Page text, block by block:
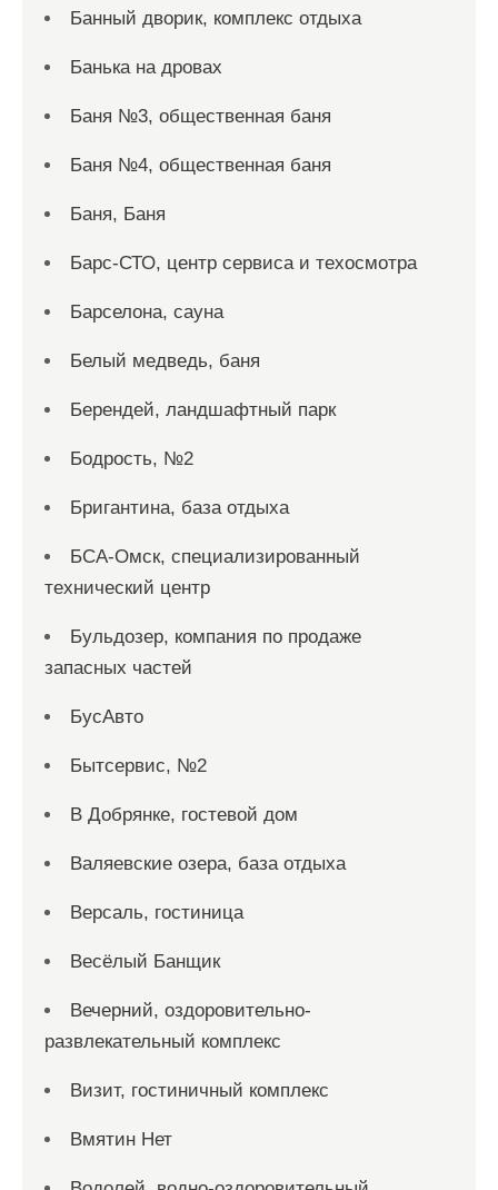
Банный дворик, комплекс отдыха
Банька на дровах
Баня №3, общественная баня
Баня №4, общественная баня
Баня, Баня
Барс-СТО, центр сервиса и техосмотра
Барселона, сауна
Белый медведь, баня
Берендей, ландшафтный парк
Бодрость, №2
Бригантина, база отдыха
БСА-Омск, специализированный
технический центр
Бульдозер, компания по продаже
запасных частей
БусАвто
Бытсервис, №2
В Добрянке, гостевой дом
Валяевские озера, база отдыха
Версаль, гостиница
Весёлый Банщик
Вечерний, оздоровительно-
развлекательный комплекс
Визит, гостиничный комплекс
Вмятин Нет